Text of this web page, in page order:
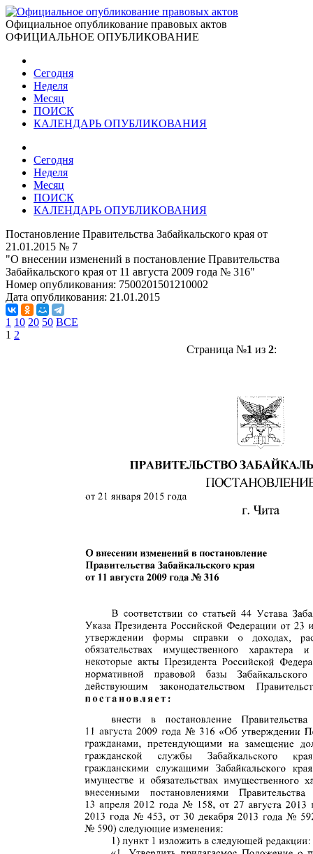
Официальное опубликование правовых актов
ОФИЦИАЛЬНОЕ ОПУБЛИКОВАНИЕ
Сегодня
Неделя
Месяц
ПОИСК
КАЛЕНДАРЬ ОПУБЛИКОВАНИЯ
Сегодня
Неделя
Месяц
ПОИСК
КАЛЕНДАРЬ ОПУБЛИКОВАНИЯ
Постановление Правительства Забайкальского края от
21.01.2015 № 7
"О внесении изменений в постановление Правительства
Забайкальского края от 11 августа 2009 года № 316"
Номер опубликования: 7500201501210002
Дата опубликования: 21.01.2015
1 10 20 50 ВСЕ
1 2
Страница №1 из 2: